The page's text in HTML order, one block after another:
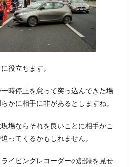
役立ちます。
時停止を怠って突っ込んできた場
かに相手に非があるとしますね。
場ならそれを良いことに相手がこ
ってくるかもしれません。
イビングレコーダーの記録を見せ